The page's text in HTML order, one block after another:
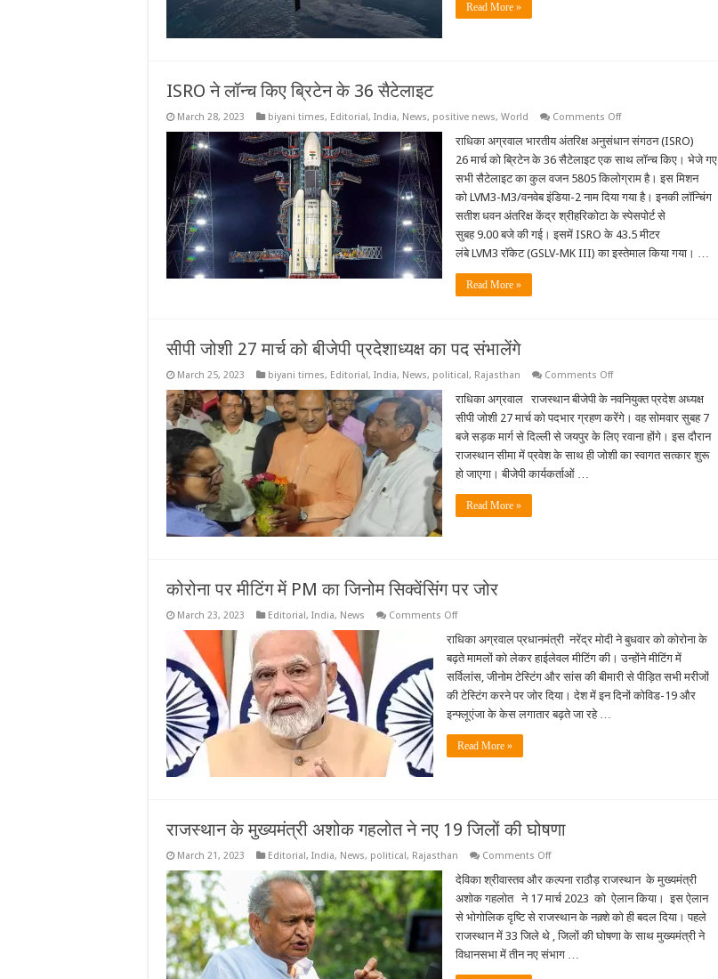
Read More »
ISRO ने लॉन्च किए ब्रिटेन के 36 सैटेलाइट
March 28, 2023 biyani times, Editorial, India, News, positive news, World Comments Offon
ने
किए
ब्रिटेन
के
36
सैटेलाइट
राधिका अग्रवाल भारतीय अंतरिक्ष अनुसंधान संगठन (ISRO)
26 मार्च को ब्रिटेन के 36 सैटेलाइट एक साथ लॉन्च किए। भेजे गए
सभी सैटेलाइट का कुल वजन 5805 किलोग्राम है। इस मिशन
को LVM3-M3/वनवेब इंडिया-2 नाम दिया गया है। इनकी लॉन्चिंग
सतीश धवन अंतरिक्ष केंद्र श्रीहरिकोटा के स्पेसपोर्ट से
सुबह 9.00 बजे की गई। इसमें ISRO के 43.5 मीटर
लंबे LVM3 रॉकेट (GSLV-MK III) का इस्तेमाल किया गया। …
Read More »
सीपी जोशी 27 मार्च को बीजेपी प्रदेशाध्यक्ष का पद संभालेंगे
March 25, 2023 biyani times, Editorial, India, News, political, Rajasthan Comments Offon
जोशी
27
मार्च
को
बीजेपी
प्रदेशाध्यक्ष
राधिका अग्रवाल राजस्थान बीजेपी के नवनियुक्त प्रदेश अध्यक्ष
सीपी जोशी 27 मार्च को पदभार ग्रहण करेंगे। वह सोमवार सुबह 7
बजे सड़क मार्ग से दिल्ली से जयपुर के लिए रवाना होंगे। इस दौरान
राजस्थान सीमा में प्रवेश के साथ ही जोशी का स्वागत सत्कार शुरू
हो जाएगा। बीजेपी कार्यकर्ताओं …
Read More »
कोरोना पर मीटिंग में PM का जिनोम सिक्वेंसिंग पर जोर
March 23, 2023 Editorial, India, News Comments Offon
पर
मीटिंग
में
PM
का
जिनोम
सिक्वेंसिंग
पर
राधिका अग्रवाल प्रधानमंत्री नरेंद्र मोदी ने बुधवार को कोरोना के
बढ़ते मामलों को लेकर हाईलेवल मीटिंग की। उन्होंने मीटिंग में
सर्विलांस, जीनोम टेस्टिंग और सांस की बीमारी से पीड़ित सभी मरीजों
की टेस्टिंग करने पर जोर दिया। देश में इन दिनों कोविड-19 और
इन्फ्लूएंजा के केस लगातार बढ़ते जा रहे …
Read More »
राजस्थान के मुख्यमंत्री अशोक गहलोत ने नए 19 जिलों की घोषणा
March 21, 2023 Editorial, India, News, political, Rajasthan Comments Offon
के
मुख्यमंत्री
अशोक
गहलोत
ने
नए
जिलों
देविका श्रीवास्तव और कल्पना राठौड़ राजस्थान के मुख्यमंत्री
अशोक गहलोत ने 17 मार्च 2023 को ऐलान किया। इस ऐलान
से भोगोलिक दृष्टि से राजस्थान के नक़्शे को ही बदल दिया। पहले
राजस्थान में 33 जिले थे , जिलों की घोषणा के साथ मुख्यमंत्री ने
विधानसभा में तीन नए संभाग …